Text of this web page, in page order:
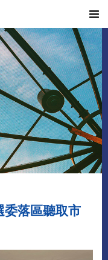
委落區聽取市